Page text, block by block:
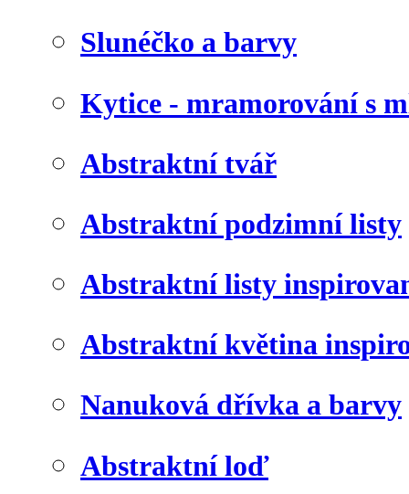
Slunéčko a barvy
Kytice - mramorování s
Abstraktní tvář
Abstraktní podzimní listy
Abstraktní listy
Abstraktní květina
Nanuková dřívka a barvy
Abstraktní loď